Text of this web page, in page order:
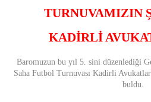
TURNUVAMIZIN
KADİRLİ
Baromuzun bu yıl 5. sini düzenlediği
Saha Futbol Turnuvası Kadirli
buldu.